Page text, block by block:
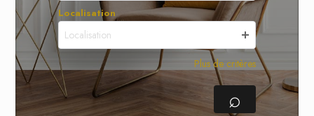
Localisation
Localisation
Plus de critères
⌕